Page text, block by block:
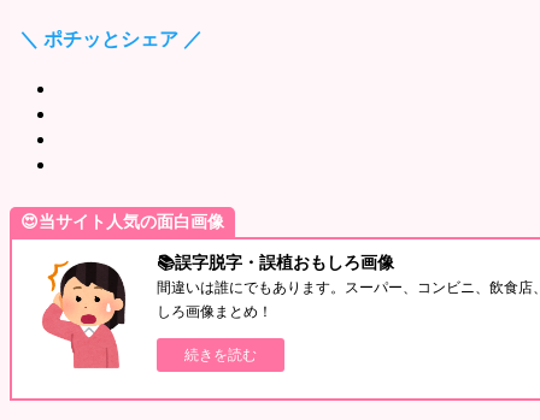
＼ ポチッとシェア ／
😍当サイト人気の面白画像
📚誤字脱字・誤植おもしろ画像
間違いは誰にでもあります。スーパー、コンビニ、飲食
しろ画像まとめ！
続きを読む